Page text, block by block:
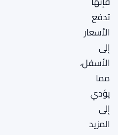
تدفع
الأسعار
إلى
الأسفل،
مما
يؤدي
إلى
المزيد